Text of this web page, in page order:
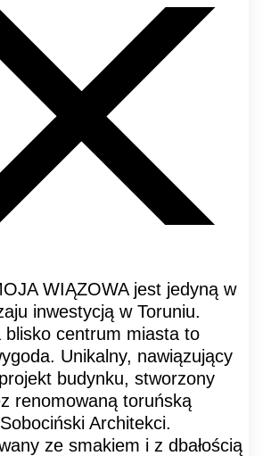
WIĄZOWA jest jedyną w
inwestycją w Toruniu.
blisko centrum miasta to
Unikalny, nawiązujący
budynku, stworzony
renomowaną toruńską
Architekci.
ze smakiem i z dbałością